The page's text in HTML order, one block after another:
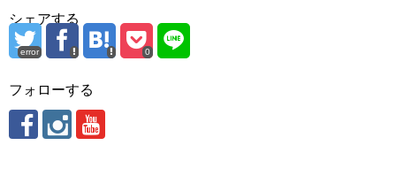
シェアする
error 0
フォローする